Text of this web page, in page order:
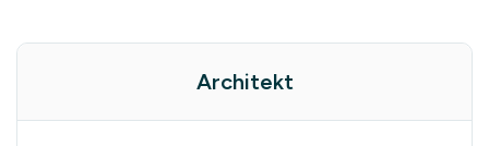
Architekt